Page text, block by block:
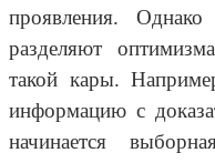
проявления. Однако
разделяют
такой кары.
информацию с
начинается